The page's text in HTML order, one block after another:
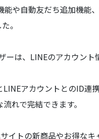
や自動友だち追加機能
。
は、LINEのアカウン
アカウントとのID
れで完結できます。
トの新商品やお得なキ